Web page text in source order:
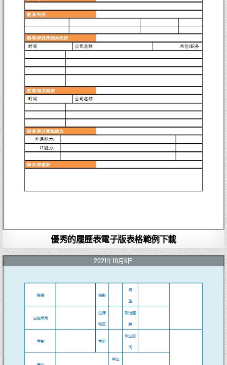
優秀的履歷表電子版表格範例下載
2021年10月6日